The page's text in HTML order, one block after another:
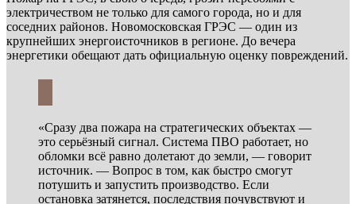
электричеством не только для самого города, но и для
соседних районов. Новомосковская ГРЭС — один из
крупнейших энергоисточников в регионе. До вечера
энергетики обещают дать официальную оценку повреждений.
«Сразу два пожара на стратегических объектах —
это серьёзный сигнал. Система ПВО работает, но
обломки всё равно долетают до земли, — говорит
источник. — Вопрос в том, как быстро смогут
потушить и запустить производство. Если
остановка затянется, последствия почувствуют и